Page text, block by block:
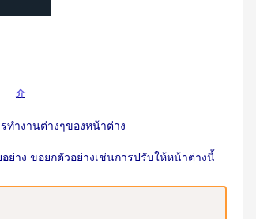
介
ทำงานต่างๆของหน้าต่าง
าง ขอยกตัวอย่างเช่นการปรับให้หน้าต่างนี้